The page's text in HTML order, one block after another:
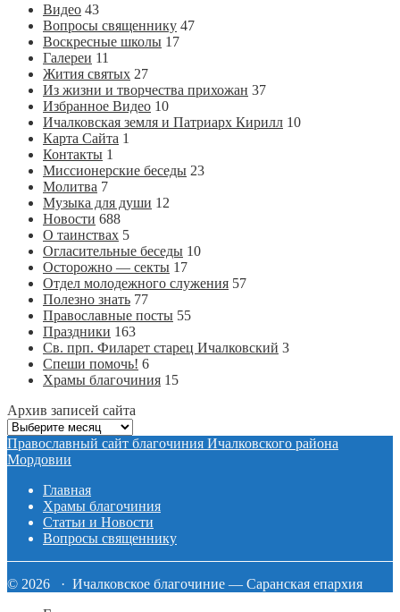
Видео 43
Вопросы священнику 47
Воскресные школы 17
Галереи 11
Жития святых 27
Из жизни и творчества прихожан 37
Избранное Видео 10
Ичалковская земля и Патриарх Кирилл 10
Карта Сайта 1
Контакты 1
Миссионерские беседы 23
Молитва 7
Музыка для души 12
Новости 688
О таинствах 5
Огласительные беседы 10
Осторожно — секты 17
Отдел молодежного служения 57
Полезно знать 77
Православные посты 55
Праздники 163
Св. прп. Филарет старец Ичалковский 3
Спеши помочь! 6
Храмы благочиния 15
Архив записей сайта
Архив
записей
сайта
Православный сайт благочиния Ичалковского района
Мордовии
Главная
Храмы благочиния
Статьи и Новости
Вопросы священнику
© 2026 · Ичалковское благочиние — Саранская епархия